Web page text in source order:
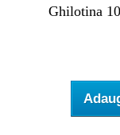
Ghilotina